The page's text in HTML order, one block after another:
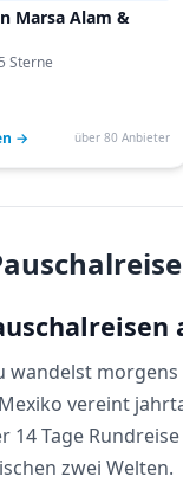
Marsa Alam &
Sterne
→
über 80 Anbieter
wandelst
vereint
14 Tage
zwei Welten.